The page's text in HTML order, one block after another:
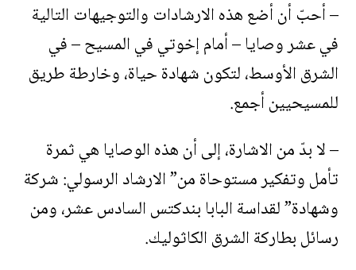
– أحبّ أن أضع هذه الارشادات والتوجيهات التالية
في عشر وصايا – أمام إخوتي في المسيح – في
الشرق الأوسط، لتكون شهادة حياة، وخارطة طريق
للمسيحيين أجمع.
– لا بدّ من الاشارة، إلى أن هذه الوصايا هي ثمرة
تأمل وتفكير مستوحاة من” الارشاد الرسولي: شركة
وشهادة” لقداسة البابا بندكتس السادس عشر، ومن
رسائل بطاركة الشرق الكاثوليك.